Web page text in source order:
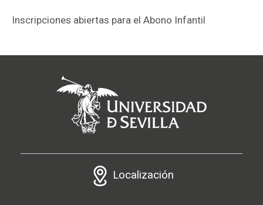
Inscripciones abiertas para el Abono Infantil
Localización